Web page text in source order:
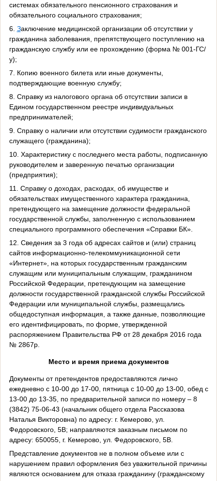
системах обязательного пенсионного страхования и
обязательного социального страхования;
6. Заключение медицинской организации об отсутствии у
гражданина заболевания, препятствующего поступлению на
гражданскую службу или ее прохождению (форма № 001-ГС/
у);
7. Копию военного билета или иные документы,
подтверждающие военную службу;
8. Справку из налогового органа об отсутствии записи в
Едином государственном реестре индивидуальных
предпринимателей;
9. Справку о наличии или отсутствии судимости гражданского
служащего (гражданина);
10. Характеристику с последнего места работы, подписанную
руководителем и заверенную печатью организации
(предприятия);
11. Справку о доходах, расходах, об имуществе и
обязательствах имущественного характера гражданина,
претендующего на замещение должности федеральной
государственной службы, заполненную с использованием
специального программного обеспечения «Справки БК».
12. Сведения за 3 года об адресах сайтов и (или) страниц
сайтов информационно-телекоммуникационной сети
«Интернет», на которых государственным гражданским
служащим или муниципальным служащим, гражданином
Российской Федерации, претендующим на замещение
должности государственной гражданской службы Российской
Федерации или муниципальной службы, размещались
общедоступная информация, а также данные, позволяющие
его идентифицировать, по форме, утвержденной
распоряжением Правительства РФ от 28 декабря 2016 года
№ 2867р.
Место и время приема документов
Документы от претендентов предоставляются лично
ежедневно с 10-00 до 17-00, пятница с 10-00 до 13-00, обед с
13-00 до 13-35, по предварительной записи по номеру – 8
(3842) 75-06-43 (начальник общего отдела Рассказова
Наталья Викторовна) по адресу: г. Кемерово, ул.
Федоровского, 5В; направляются заказным письмом по
адресу: 650055, г. Кемерово, ул. Федоровского, 5В.
Представление документов не в полном объеме или с
нарушением правил оформления без уважительной причины
являются основанием для отказа гражданину (гражданскому